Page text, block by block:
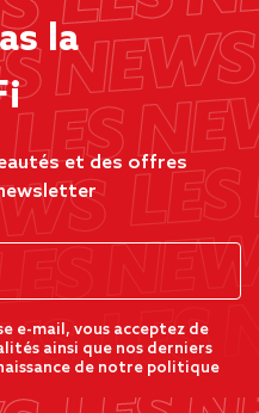
la
et des offres
e-mail, vous acceptez de
ainsi que nos derniers
de notre politique